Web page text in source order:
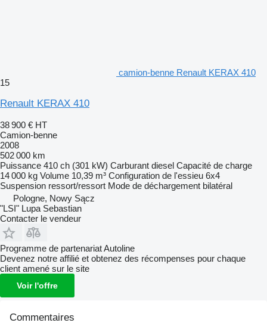
camion-benne Renault KERAX 410
15
Renault KERAX 410
38 900 € HT
Camion-benne
2008
502 000 km
Puissance 410 ch (301 kW) Carburant diesel Capacité de charge
14 000 kg Volume 10,39 m³ Configuration de l'essieu 6x4
Suspension ressort/ressort Mode de déchargement bilatéral
Pologne, Nowy Sącz
"LSI" Lupa Sebastian
Contacter le vendeur
Programme de partenariat Autoline
Devenez notre affilié et obtenez des récompenses pour chaque
client amené sur le site
Voir l'offre
Commentaires